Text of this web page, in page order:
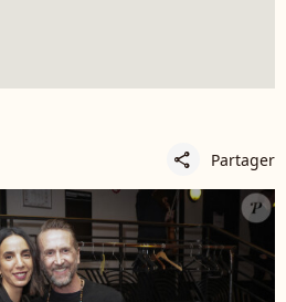
share Partager